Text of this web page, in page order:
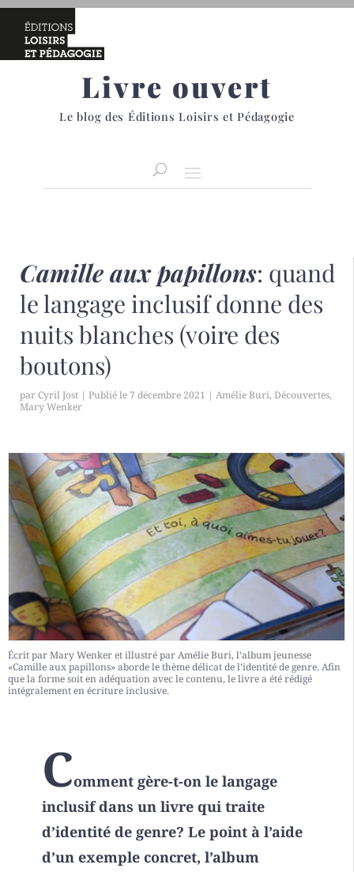
Livre ouvert
Le blog des Éditions Loisirs et Pédagogie
Camille aux papillons: quand
le langage inclusif donne des
nuits blanches (voire des
boutons)
parCyril Jost | 7 décembre 2021 | Amélie Buri,Découvertes,
Mary Wenker
Écrit par Mary Wenker et illustré par Amélie Buri, l’album jeunesse
«Camille aux papillons» aborde le thème délicat de l’identité de genre. Afin
que la forme soit en adéquation avec le contenu, le livre a été rédigé
intégralement en écriture inclusive.
Comment gère-t-on le langage
inclusif dans un livre qui traite
d’identité de genre? Le point à l’aide
d’un exemple concret, l’album